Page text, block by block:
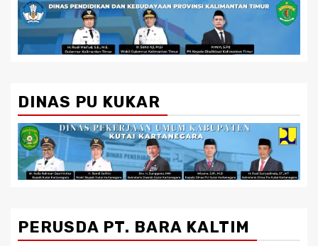
DINAS PU KUKAR
PERUSDA PT. BARA KALTIM